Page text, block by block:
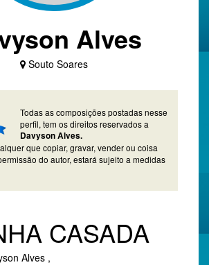
Alves
Souto Soares
Todas as composições postadas nesse
perfil, tem os direitos reservados a
Davyson Alves.
que copiar, gravar, vender ou coisa
do autor, estará sujeito a medidas
CASADA
Alves ,